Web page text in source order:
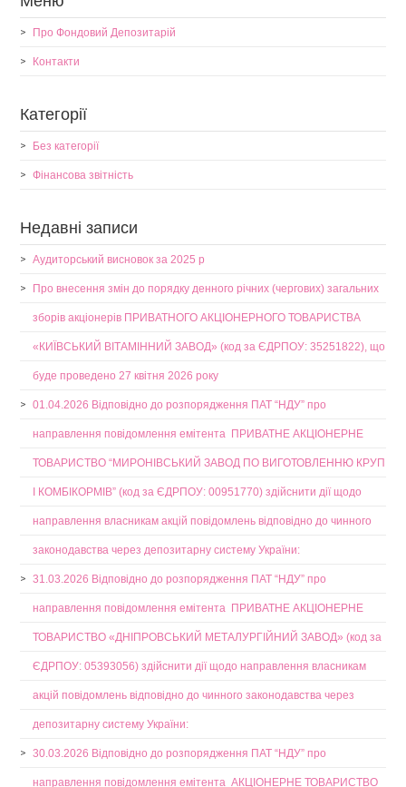
Про Фондовий Депозитарій
Контакти
Категорії
Без категорії
Фінансова звітність
Недавні записи
Аудиторський висновок за 2025 р
Про внесення змін до порядку денного річних (чергових) загальних
зборів акціонерів ПРИВАТНОГО АКЦІОНЕРНОГО ТОВАРИСТВА
«КИЇВСЬКИЙ ВІТАМІННИЙ ЗАВОД» (код за ЄДРПОУ: 35251822), що
буде проведено 27 квітня 2026 року
01.04.2026 Відповідно до розпорядження ПАТ “НДУ” про
направлення повідомлення емітента ПРИВАТНЕ АКЦІОНЕРНЕ
ТОВАРИСТВО “МИРОНІВСЬКИЙ ЗАВОД ПО ВИГОТОВЛЕННЮ КРУП
І КОМБІКОРМІВ” (код за ЄДРПОУ: 00951770) здійснити дії щодо
направлення власникам акцій повідомлень відповідно до чинного
законодавства через депозитарну систему України:
31.03.2026 Відповідно до розпорядження ПАТ “НДУ” про
направлення повідомлення емітента ПРИВАТНЕ АКЦІОНЕРНЕ
ТОВАРИСТВО «ДНІПРОВСЬКИЙ МЕТАЛУРГІЙНИЙ ЗАВОД» (код за
ЄДРПОУ: 05393056) здійснити дії щодо направлення власникам
акцій повідомлень відповідно до чинного законодавства через
депозитарну систему України:
30.03.2026 Відповідно до розпорядження ПАТ “НДУ” про
направлення повідомлення емітента АКЦІОНЕРНЕ ТОВАРИСТВО